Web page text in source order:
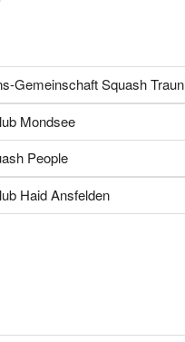
Gemeinschaft Squash Traun
Mondsee
People
Haid Ansfelden